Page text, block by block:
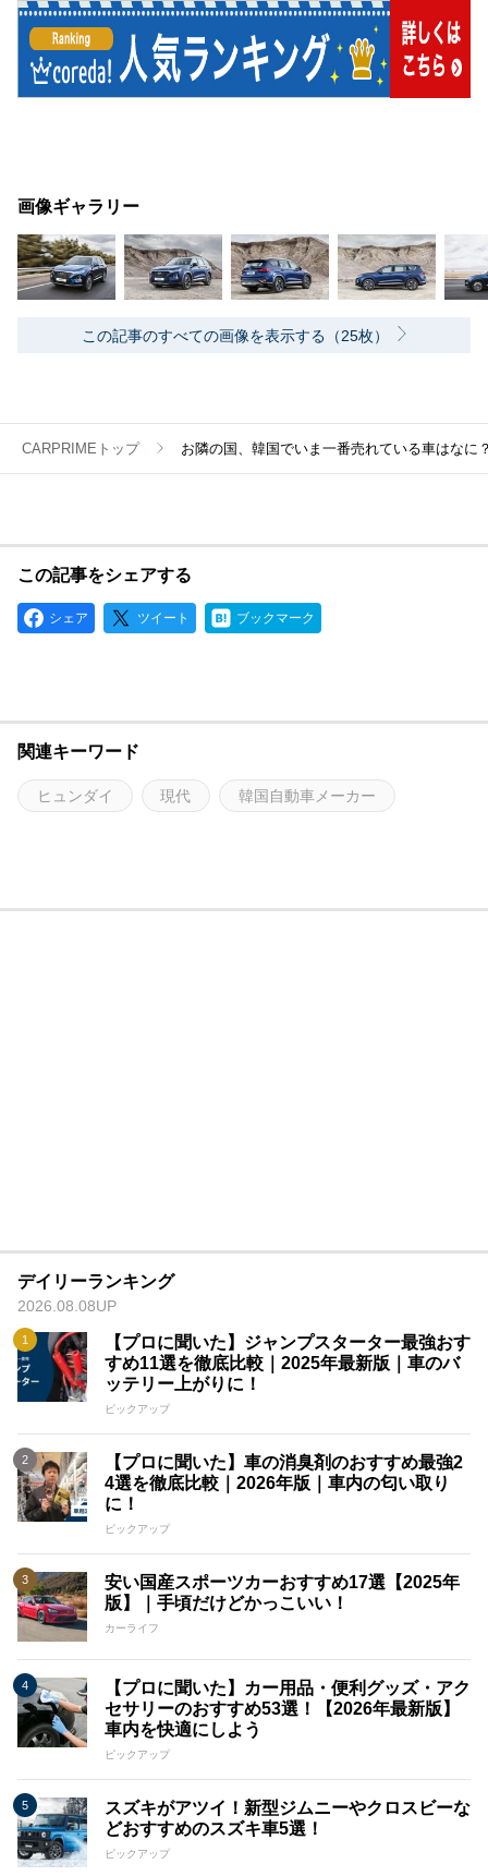
画像ギャラリー
この記事のすべての画像を表示する（25枚）
CARPRIMEトップ お隣の国、韓国でいま一番売れている車はなに
この記事をシェアする
シェア ツイート ブックマーク
関連キーワード
ヒュンダイ 現代 韓国自動車メーカー
デイリーランキング
2026.08.08UP
【プロに聞いた】ジャンプスターター最強おす
すめ11選を徹底比較｜2025年最新版｜車のバ
ッテリー上がりに！
ピックアップ
【プロに聞いた】車の消臭剤のおすすめ最強2
4選を徹底比較｜2026年版｜車内の匂い取り
に！
ピックアップ
安い国産スポーツカーおすすめ17選【2025年
版】｜手頃だけどかっこいい！
カーライフ
【プロに聞いた】カー用品・便利グッズ・アク
セサリーのおすすめ53選！【2026年最新版】
車内を快適にしよう
ピックアップ
スズキがアツイ！新型ジムニーやクロスビーな
どおすすめのスズキ車5選！
ピックアップ